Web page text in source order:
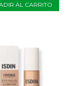
AL CARRITO